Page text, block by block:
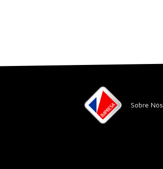
Sobre Nós